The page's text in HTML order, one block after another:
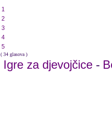
1
2
3
4
5
( 34 glasova )
Igre za djevojčice -